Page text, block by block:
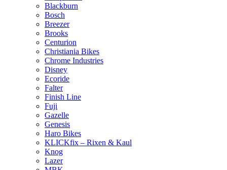
Blackburn
Bosch
Breezer
Brooks
Centurion
Christiania Bikes
Chrome Industries
Disney
Ecoride
Falter
Finish Line
Fuji
Gazelle
Genesis
Haro Bikes
KLICKfix – Rixen & Kaul
Knog
Lazer